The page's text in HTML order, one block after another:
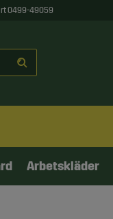
0499-49059
Arbetskläder